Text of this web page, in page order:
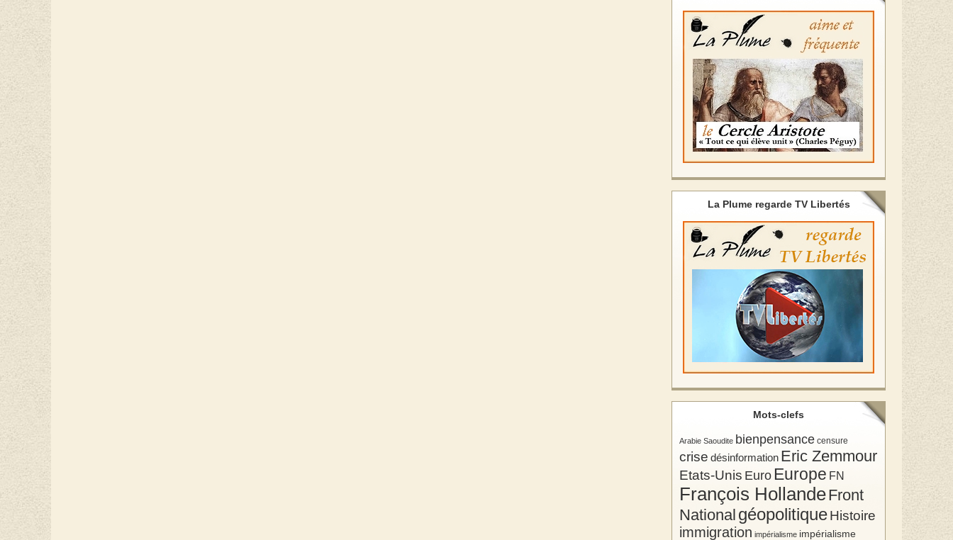
La Plume regarde TV Libertés
Mots-clefs
Arabie Saoudite bienpensance censure
crise désinformation Eric Zemmour
Etats-Unis Euro Europe FN
François HollandeFront
National géopolitiqueHistoire
immigration impérialisme impérialisme